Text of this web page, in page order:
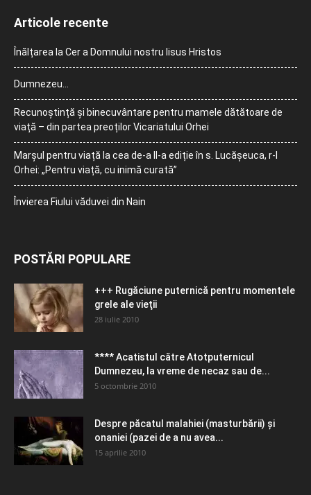
Articole recente
Înălțarea la Cer a Domnului nostru Iisus Hristos
Dumnezeu…
Recunoștință și binecuvântare pentru mamele dătătoare de
viață – din partea preoților Vicariatului Orhei
Marșul pentru viață la cea de-a II-a ediție în s. Lucășeuca, r-l
Orhei: „Pentru viață, cu inimă curată”
Învierea Fiului văduvei din Nain
POSTĂRI POPULARE
+++ Rugăciune puternică pentru momentele
grele ale vieţii
28 iulie 2010
**** Acatistul către Atotputernicul
Dumnezeu, la vreme de necaz sau de...
5 octombrie 2010
Despre păcatul malahiei (masturbării) şi
onaniei (pazei de a nu avea...
15 aprilie 2010